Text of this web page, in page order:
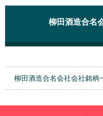
柳田酒造合名
柳田酒造合名会社会社銘柄